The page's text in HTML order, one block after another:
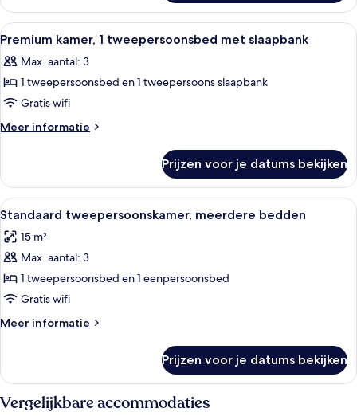
1
tweepersoonsbed
Alle
foto's
voor
Premium
kamer,
1
slaapbank
laden
Premium kamer, 1
2
Premium kamer, 1 tweepersoonsbed met slaapbank
Max. aantal: 3
1 tweepersoonsbed en 1 tweepersoons slaapbank
Gratis wifi
Meer informatie
Meer
kamer,
tweepersoonsbed
slaapbank
Prijzen voor je datums bekijken
Alle
foto's
voor
Standaard
tweepersoonskamer,
meerdere
bedden
laden
Hotelkamer met twee bedden, een
6
Standaard tweepersoonskamer, meerdere bedden
15 m²
Max. aantal: 3
1 tweepersoonsbed en 1 eenpersoonsbed
Gratis wifi
Meer informatie
Meer
tweepersoonskamer,
meerdere
bedden
Prijzen voor je datums bekijken
Vergelijkbare accommodaties